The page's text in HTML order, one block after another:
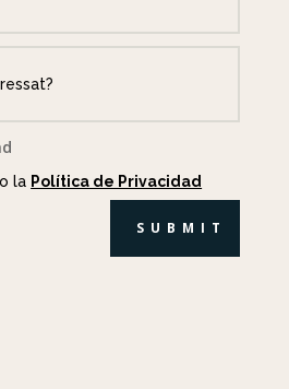
la Política de Privacidad
SUBMIT